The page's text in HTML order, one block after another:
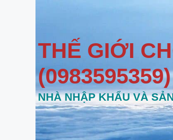
THẾ GIỚI
(0983595359)
NHÀ NHẬP KHẨU VÀ